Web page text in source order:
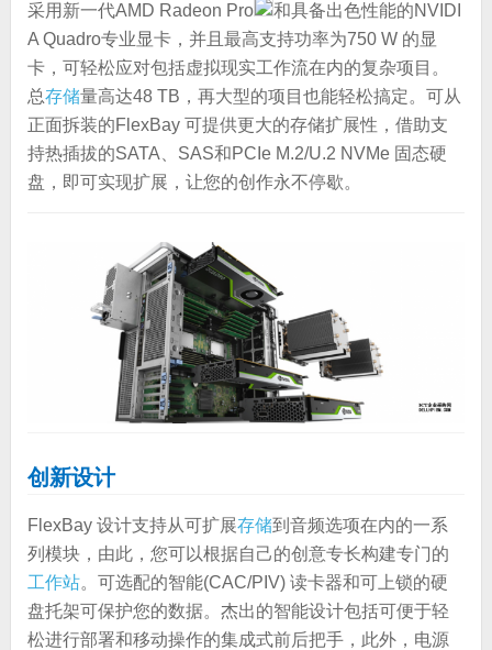
采用新一代AMD Radeon Pro
和具备出色性能的NVIDI
A Quadro专业显卡，并且最高支持功率为750 W 的显
卡，可轻松应对包括虚拟现实工作流在内的复杂项目。
总存储量高达48 TB，再大型的项目也能轻松搞定。可从
正面拆装的FlexBay 可提供更大的存储扩展性，借助支
持热插拔的SATA、SAS和PCIe M.2/U.2 NVMe 固态硬
盘，即可实现扩展，让您的创作永不停歇。
创新设计
FlexBay 设计支持从可扩展存储到音频选项在内的一系
列模块，由此，您可以根据自己的创意专长构建专门的
工作站。可选配的智能(CAC/PIV) 读卡器和可上锁的硬
盘托架可保护您的数据。杰出的智能设计包括可便于轻
松进行部署和移动操作的集成式前后把手，此外，电源